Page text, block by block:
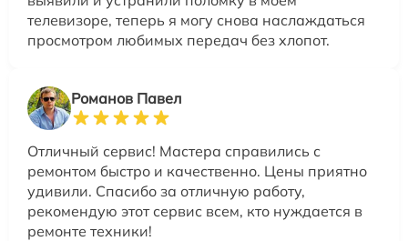
телевизоре, теперь я могу снова наслаждаться
просмотром любимых передач без хлопот.
Романов Павел
Отличный сервис! Мастера справились с
ремонтом быстро и качественно. Цены приятно
удивили. Спасибо за отличную работу,
рекомендую этот сервис всем, кто нуждается в
ремонте техники!